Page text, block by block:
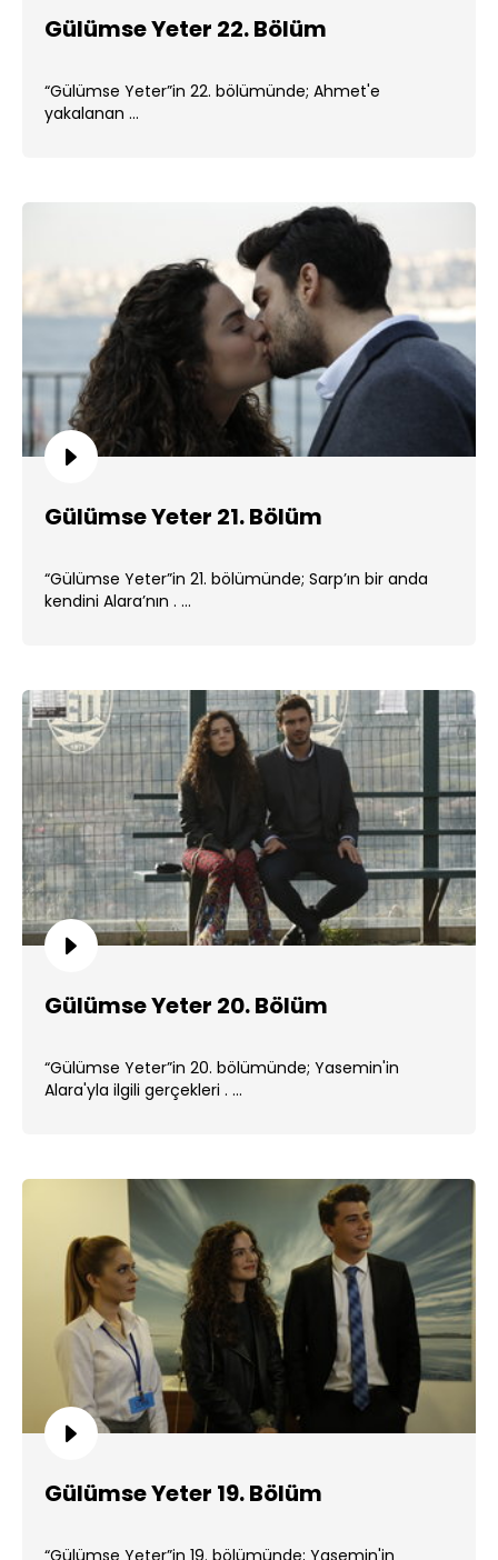
Gülümse Yeter 22. Bölüm
“Gülümse Yeter”in 22. bölümünde; Ahmet'e
yakalanan ...
Gülümse Yeter 21. Bölüm
“Gülümse Yeter”in 21. bölümünde; Sarp’ın bir anda
kendini Alara’nın . ...
Gülümse Yeter 20. Bölüm
“Gülümse Yeter”in 20. bölümünde; Yasemin'in
Alara'yla ilgili gerçekleri . ...
Gülümse Yeter 19. Bölüm
“Gülümse Yeter”in 19. bölümünde; Yasemin'in